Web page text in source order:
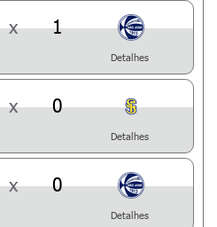
x 1
Detalhes
x 0
Detalhes
x 0
Detalhes